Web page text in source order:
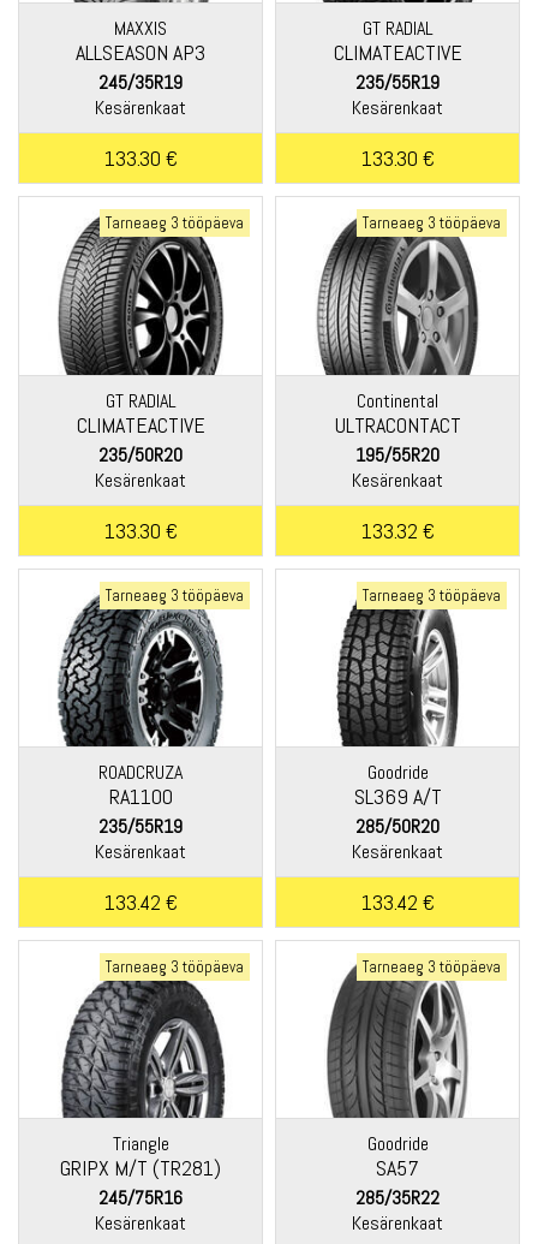
MAXXIS
ALLSEASON AP3
245/35R19
Kesärenkaat
133.30 €
GT RADIAL
CLIMATEACTIVE
235/55R19
Kesärenkaat
133.30 €
Tarneaeg 3 tööpäeva
GT RADIAL
CLIMATEACTIVE
235/50R20
Kesärenkaat
133.30 €
Tarneaeg 3 tööpäeva
Continental
ULTRACONTACT
195/55R20
Kesärenkaat
133.32 €
Tarneaeg 3 tööpäeva
ROADCRUZA
RA1100
235/55R19
Kesärenkaat
133.42 €
Tarneaeg 3 tööpäeva
Goodride
SL369 A/T
285/50R20
Kesärenkaat
133.42 €
Tarneaeg 3 tööpäeva
Triangle
GRIPX M/T (TR281)
245/75R16
Kesärenkaat
Tarneaeg 3 tööpäeva
Goodride
SA57
285/35R22
Kesärenkaat